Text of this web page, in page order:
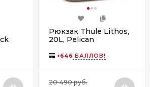
Рюкзак Thule Lithos,
20L, Pelican
+646 БАЛЛОВ!
20 490 руб.